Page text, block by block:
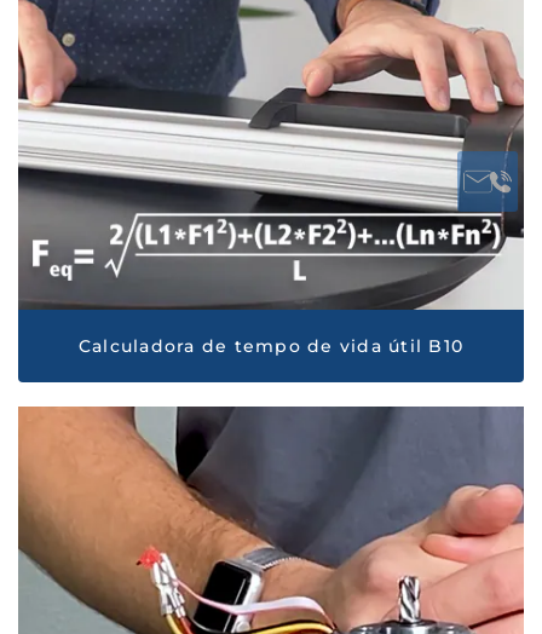
Calculadora de tempo de vida útil B10